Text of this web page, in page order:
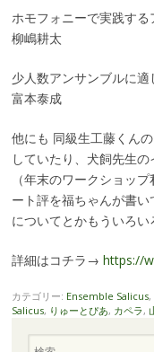
ホモフォニーで実践する
柳嶋耕太
少人数アンサンブルに適
富本泰成
他にも 同級生工藤くん
していたり、犬飼先生
（年末のワークショッ
ート評を福ちゃんが書
についてとかもういろい
詳細はコチラ→ https://
カテゴリー: Ensemble Salicus,
Salicus, りゅーとぴあ, カペラ,